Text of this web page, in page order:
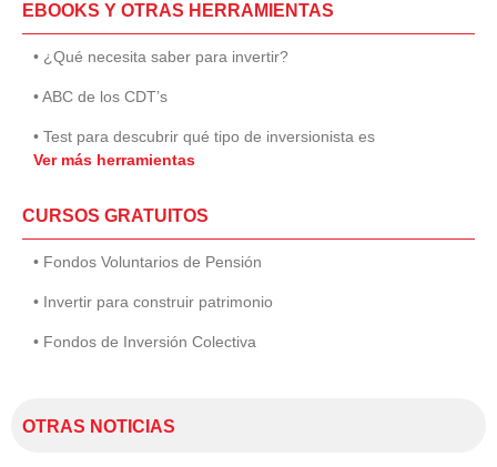
EBOOKS Y OTRAS HERRAMIENTAS
• ¿Qué necesita saber para invertir?
• ABC de los CDT’s
• Test para descubrir qué tipo de inversionista es
Ver más herramientas
CURSOS GRATUITOS
• Fondos Voluntarios de Pensión
• Invertir para construir patrimonio
• Fondos de Inversión Colectiva
OTRAS NOTICIAS